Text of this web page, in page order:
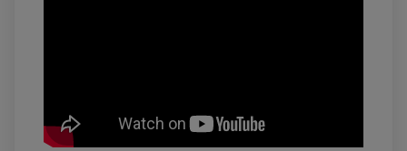
ENTRETIEN MOTO
ATELIER, PADDOCK, STAND
ANTIPARASITE NGK